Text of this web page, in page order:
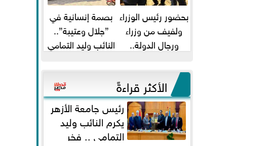
بحضور رئيس الوزراء
ولفيف من وزراء
ورجال الدولة..
ومحمد...
بصمة إنسانية في
”جلال وعتيبة”..
النائب وليد التمامي
شيحة يداويان...
الأكثر قراءةً
رئيس جامعة الأزهر
يكرم النائب وليد
التمامي .. فخر